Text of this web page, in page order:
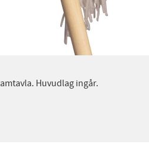
Huvudlag ingår.